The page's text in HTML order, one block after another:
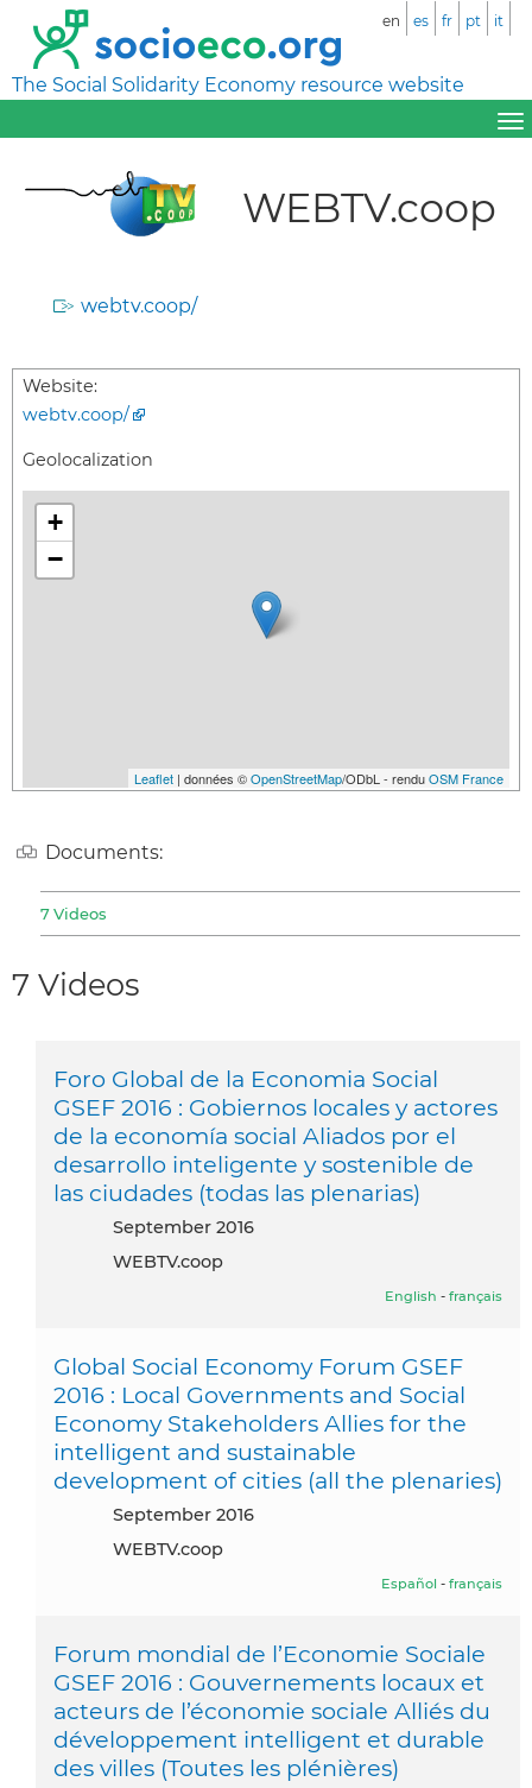
The Social Solidarity Economy resource website
en es fr pt it
WEBTV.coop
webtv.coop/
Website:
webtv.coop/
Geolocalization
+
−
Leaflet | données ©OpenStreetMap/ODbL - renduOSM France
Documents:
7 Videos
7 Videos
Foro Global de la Economia Social
GSEF 2016 : Gobiernos locales y actores
de la economía social Aliados por el
desarrollo inteligente y sostenible de
las ciudades (todas las plenarias)
September 2016
WEBTV.coop
English - français
Global Social Economy Forum GSEF
2016 : Local Governments and Social
Economy Stakeholders Allies for the
intelligent and sustainable
development of cities (all the plenaries)
September 2016
WEBTV.coop
Español - français
Forum mondial de l’Economie Sociale
GSEF 2016 : Gouvernements locaux et
acteurs de l’économie sociale Alliés du
développement intelligent et durable
des villes (Toutes les plénières)